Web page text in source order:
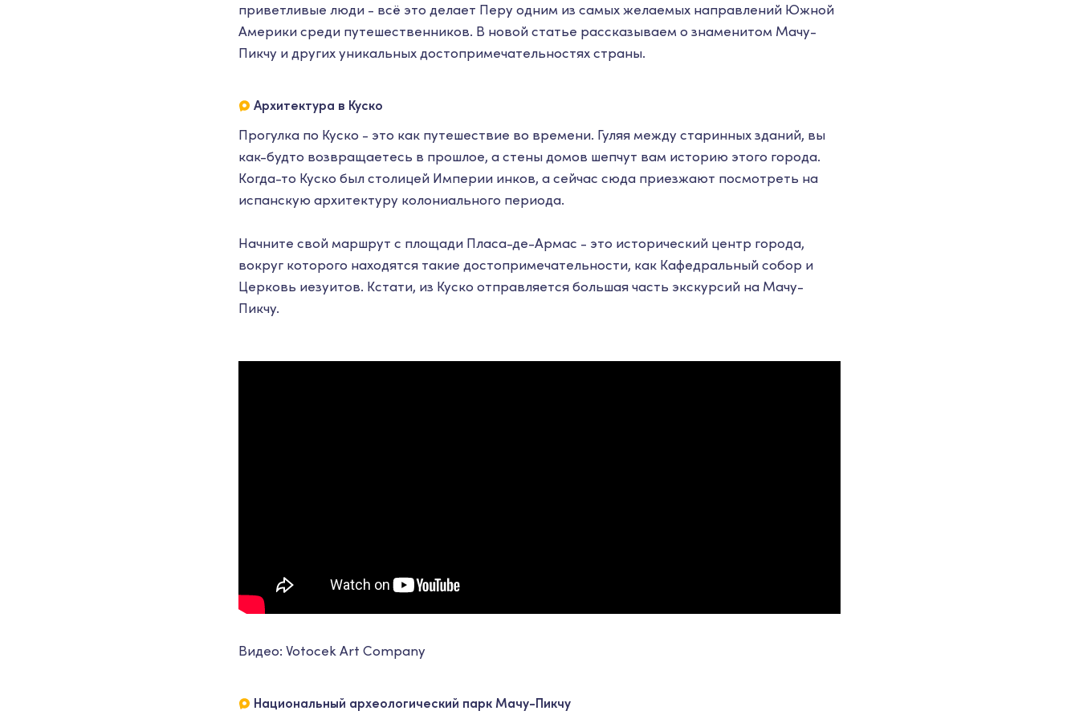
приветливые люди - всё это делает Перу одним из самых желаемых направлений Южной
Америки среди путешественников. В новой статье рассказываем о знаменитом Мачу-
Пикчу и других уникальных достопримечательностях страны.
Архитектура в Куско
Прогулка по Куско - это как путешествие во времени. Гуляя между старинных зданий, вы
как-будто возвращаетесь в прошлое, а стены домов шепчут вам историю этого города.
Когда-то Куско был столицей Империи инков, а сейчас сюда приезжают посмотреть на
испанскую архитектуру колониального периода.
Начните свой маршрут с площади Пласа-де-Армас - это исторический центр города,
вокруг которого находятся такие достопримечательности, как Кафедральный собор и
Церковь иезуитов. Кстати, из Куско отправляется большая часть экскурсий на Мачу-
Пикчу.
Видео: Votocek Art Company
Национальный археологический парк Мачу-Пикчу